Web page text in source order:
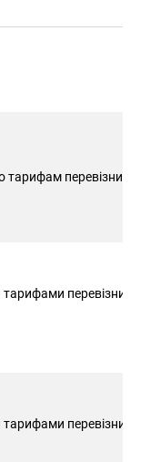
тарифам перевізника
тарифами перевізника
тарифами перевізника